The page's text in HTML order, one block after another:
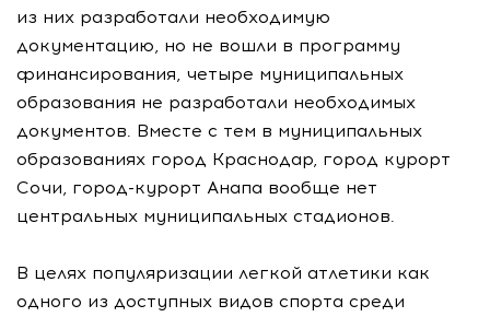
из них разработали необходимую
документацию, но не вошли в программу
финансирования, четыре муниципальных
образования не разработали необходимых
документов. Вместе с тем в муниципальных
образованиях город Краснодар, город курорт
Сочи, город-курорт Анапа вообще нет
центральных муниципальных стадионов.
В целях популяризации легкой атлетики как
одного из доступных видов спорта среди